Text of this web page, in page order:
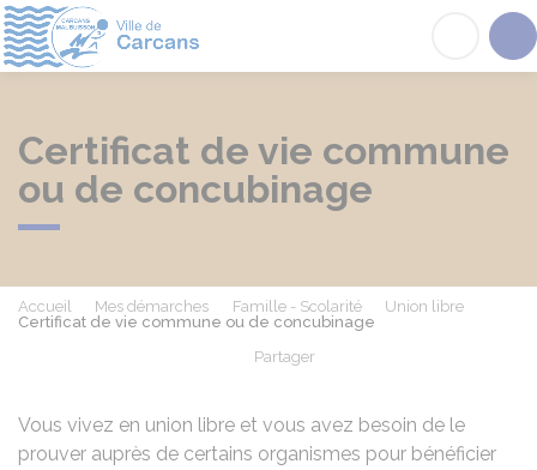
Certificat de vie commune
ou de concubinage
Accueil Mes démarches Famille - Scolarité
Union libre
Certificat de vie commune ou de concubinage
Partager
Vous vivez en union libre et vous avez besoin de le
prouver auprès de certains organismes pour bénéficier